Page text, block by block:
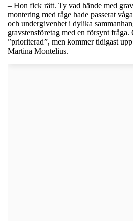
– Hon fick rätt. Ty vad hände med
montering med råge hade passerat
och undergivenhet i dylika
gravstensföretag med en försynt fråga.
”prioriterad”, men kommer tidigast
Martina Montelius.